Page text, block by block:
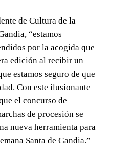
de Cultura de la
“estamos
por la acogida que
edición al recibir un
estamos seguro de que
Con este ilusionante
el concurso de
de procesión se
nueva herramienta para
Santa de Gandia.”